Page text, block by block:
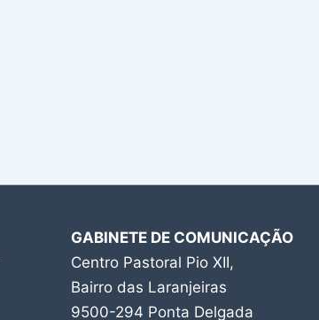
GABINETE DE COMUNICAÇÃO
Centro Pastoral Pio XII,
Bairro das Laranjeiras
9500-294 Ponta Delgada